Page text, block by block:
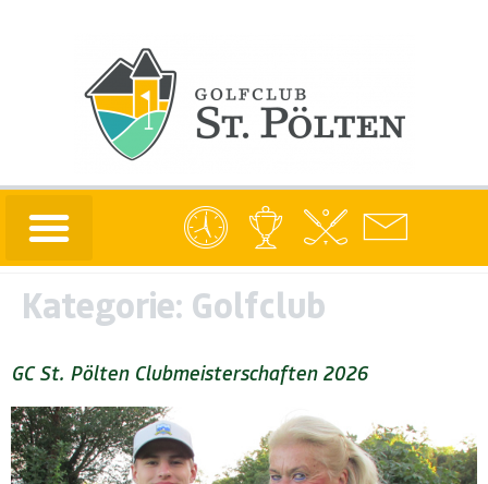
Kategorie: Golfclub
GC St. Pölten Clubmeisterschaften 2026